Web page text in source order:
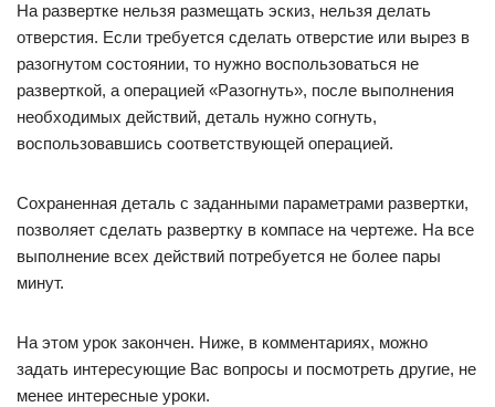
На развертке нельзя размещать эскиз, нельзя делать
отверстия. Если требуется сделать отверстие или вырез в
разогнутом состоянии, то нужно воспользоваться не
разверткой, а операцией «Разогнуть», после выполнения
необходимых действий, деталь нужно согнуть,
воспользовавшись соответствующей операцией.
Сохраненная деталь с заданными параметрами развертки,
позволяет сделать развертку в компасе на чертеже. На все
выполнение всех действий потребуется не более пары
минут.
На этом урок закончен. Ниже, в комментариях, можно
задать интересующие Вас вопросы и посмотреть другие, не
менее интересные уроки.